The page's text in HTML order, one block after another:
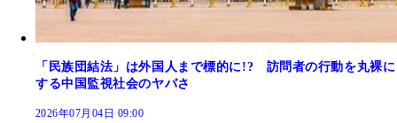
「民族団結法」は外国人まで標的に!? 訪問者の行動を丸裸に
する中国監視社会のヤバさ
2026年07月04日 09:00